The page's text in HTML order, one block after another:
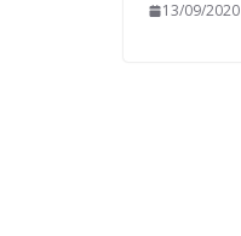
13/09/2020